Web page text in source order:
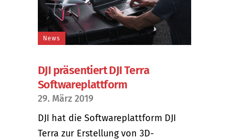
News
DJI präsentiert DJI Terra
Softwareplattform
29. März 2019
DJI hat die Softwareplattform DJI
Terra zur Erstellung von 3D-